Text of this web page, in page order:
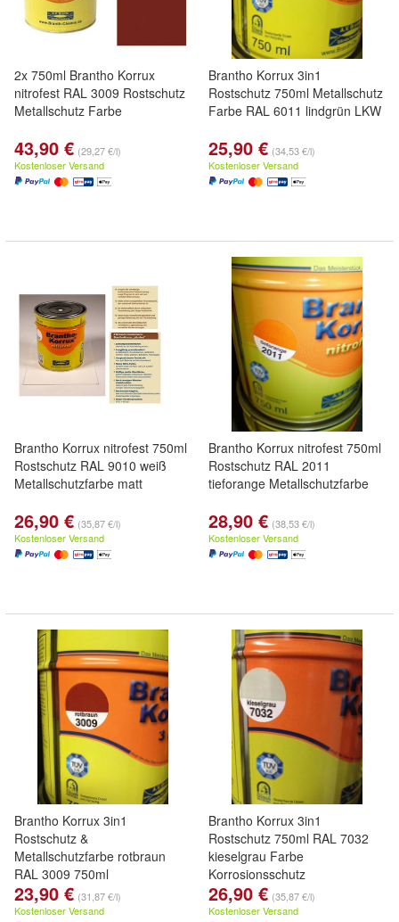
2x 750ml Brantho Korrux
nitrofest RAL 3009 Rostschutz
Metallschutz Farbe
43,90 € (29,27 €/l)
Kostenloser Versand
Brantho Korrux 3in1
Rostschutz 750ml Metallschutz
Farbe RAL 6011 lindgrün LKW
25,90 € (34,53 €/l)
Kostenloser Versand
Brantho Korrux nitrofest 750ml
Rostschutz RAL 9010 weiß
Metallschutzfarbe matt
26,90 € (35,87 €/l)
Kostenloser Versand
Brantho Korrux nitrofest 750ml
Rostschutz RAL 2011
tieforange Metallschutzfarbe
28,90 € (38,53 €/l)
Kostenloser Versand
Brantho Korrux 3in1
Rostschutz &
Metallschutzfarbe rotbraun
RAL 3009 750ml
23,90 € (31,87 €/l)
Kostenloser Versand
Brantho Korrux 3in1
Rostschutz 750ml RAL 7032
kieselgrau Farbe
Korrosionsschutz
26,90 € (35,87 €/l)
Kostenloser Versand